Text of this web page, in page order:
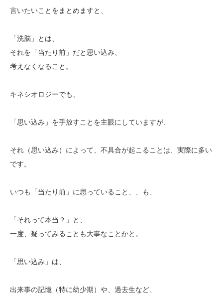
言いたいことをまとめますと、
「洗脳」とは、
それを「当たり前」だと思い込み、
考えなくなること。
キネシオロジーでも、
「思い込み」を手放すことを主眼にしていますが、
それ（思い込み）によって、不具合が起こることは、実際に多い
です。
いつも「当たり前」に思っていること、、も、
「それって本当？」と、
一度、疑ってみることも大事なことかと。
「思い込み」は、
出来事の記憶（特に幼少期）や、過去生など、